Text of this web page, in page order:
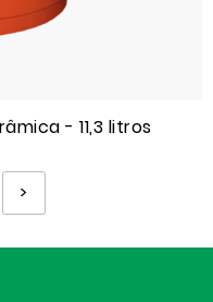
- 11,3 litros
>